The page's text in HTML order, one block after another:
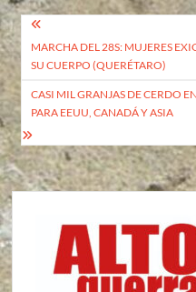
Navegación
de
entradas
MARCHA DEL 28S: MUJERES
SU CUERPO (QUERÉTARO)
CASI MIL GRANJAS DE CERDO
PARA EEUU, CANADÁ Y ASIA